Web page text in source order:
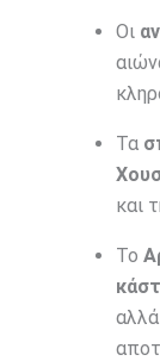
Οι
Τα
και
Το
αλλά